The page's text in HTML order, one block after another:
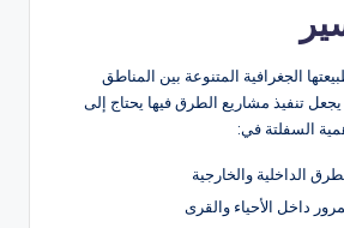
الجغرافية المتنوعة بين المناطق
يجعل تنفيذ مشاريع الطرق فيها يحتاج إلى
السفلتة في:
الداخلية والخارجية
داخل الأحياء والقرى